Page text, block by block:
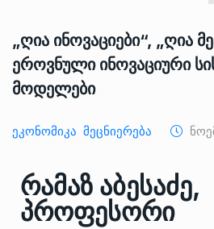
„ღია ინოვაციები“, „ღია
ეროვნული ინოვაციური
მოდელები
Ეკონომიკა Მეცნიერება
რამაზ აბესაძე,
პროფესორი